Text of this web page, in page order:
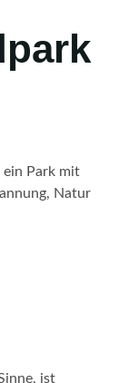
ein Park mit
Natur
ist